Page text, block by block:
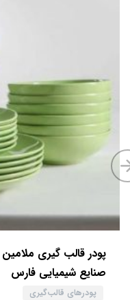
پودر قالب گیری
صنایع شیمیایی فارس
پودرهای قالب‌گیری